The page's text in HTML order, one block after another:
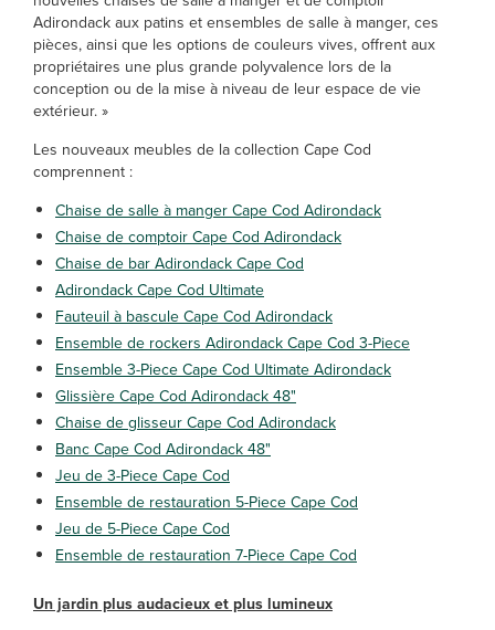
Adirondack aux patins et ensembles de salle à manger, ces
pièces, ainsi que les options de couleurs vives, offrent aux
propriétaires une plus grande polyvalence lors de la
conception ou de la mise à niveau de leur espace de vie
extérieur. »
Les nouveaux meubles de la collection Cape Cod
comprennent :
Chaise de salle à manger Cape Cod Adirondack
Chaise de comptoir Cape Cod Adirondack
Chaise de bar Adirondack Cape Cod
Adirondack Cape Cod Ultimate
Fauteuil à bascule Cape Cod Adirondack
Ensemble de rockers Adirondack Cape Cod 3-Piece
Ensemble 3-Piece Cape Cod Ultimate Adirondack
Glissière Cape Cod Adirondack 48"
Chaise de glisseur Cape Cod Adirondack
Banc Cape Cod Adirondack 48"
Jeu de 3-Piece Cape Cod
Ensemble de restauration 5-Piece Cape Cod
Jeu de 5-Piece Cape Cod
Ensemble de restauration 7-Piece Cape Cod
Un jardin plus audacieux et plus lumineux